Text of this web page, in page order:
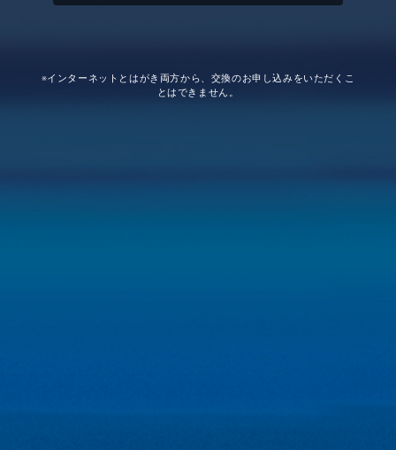
※インターネットとはがき両方から、交換のお申し込みをいただくこ
とはできません。